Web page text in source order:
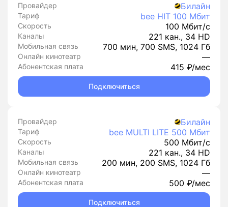
Провайдер Билайн
Тариф bee HIT 100 Мбит
Скорость 100 Мбит/с
Каналы 221 кан., 34 HD
Мобильная связь 700 мин, 700 SMS, 1024 Гб
Онлайн кинотеатр —
Абонентская плата 415 ₽/мес
Подключиться
Провайдер Билайн
Тариф bee MULTI LITE 500 Мбит
Скорость 500 Мбит/с
Каналы 221 кан., 34 HD
Мобильная связь 200 мин, 200 SMS, 1024 Гб
Онлайн кинотеатр —
Абонентская плата 500 ₽/мес
Подключиться